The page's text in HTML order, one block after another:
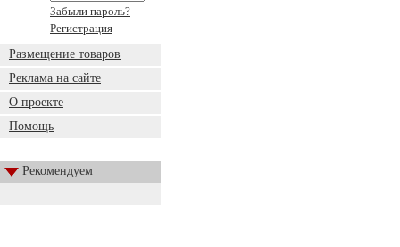
Забыли пароль?
Регистрация
Размещение товаров
Реклама на сайте
О проекте
Помощь
Рекомендуем